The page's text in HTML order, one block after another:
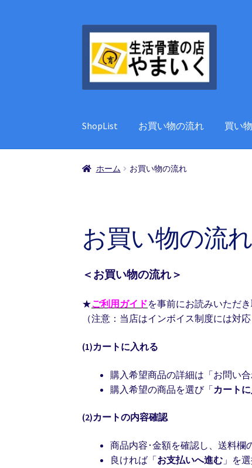
ナ
ビ
ー
シ
ス
キ
コ
ン
ン
ツ
ッ
プ
ShopList お買い物の流れ 買い
ホーム お買い物の流れ
お買い物の流れ
＜お買い物の流れ＞
★ご利用ガイドを事前にお読みいただ
（注意：当店はインボイス制度には対
(1)カートに入れる
購入希望商品の詳細は「お問い
購入希望の商品を選び「カート
(2)カートの内容確認
商品内容･金額を確認し、送料欄
良ければ「お支払いへ進む 」を